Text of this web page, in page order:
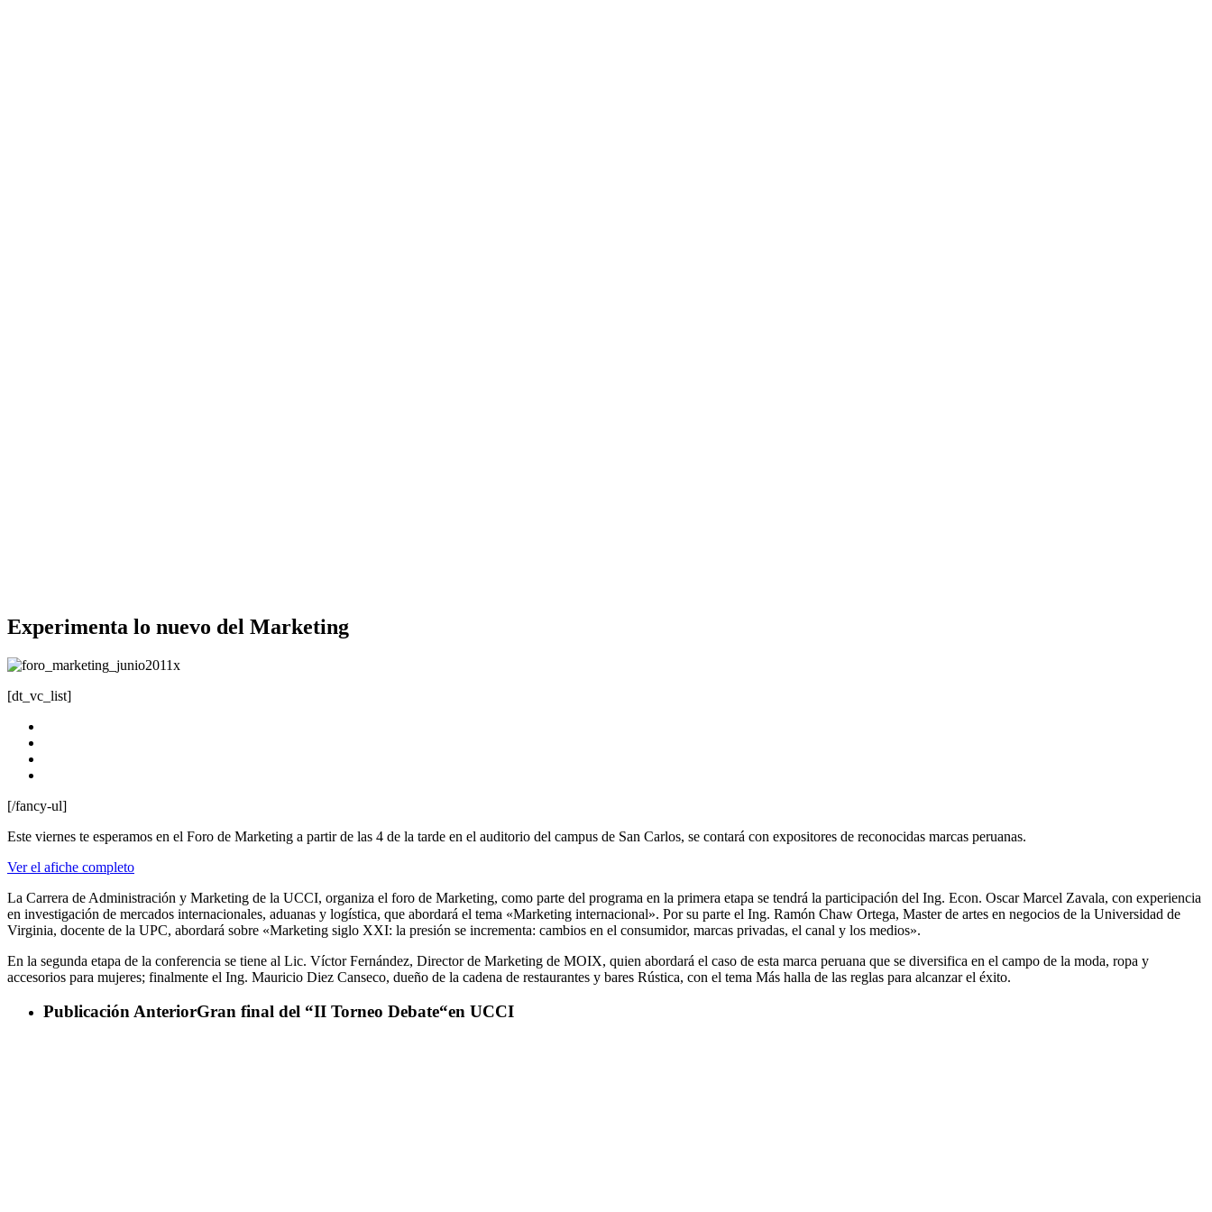
Experimenta lo nuevo del Marketing
[dt_vc_list]
[/fancy-ul]
Este viernes te esperamos en el Foro de Marketing a partir de las 4 de la tarde en el auditorio del campus de San Carlos, se contará con expositores de reconocidas marcas peruanas.
Ver el afiche completo
La Carrera de Administración y Marketing de la UCCI, organiza el foro de Marketing, como parte del programa en la primera etapa se tendrá la participación del Ing. Econ. Oscar Marcel Zavala, con experiencia
en investigación de mercados internacionales, aduanas y logística, que abordará el tema «Marketing internacional». Por su parte el Ing. Ramón Chaw Ortega, Master de artes en negocios de la Universidad de
Virginia, docente de la UPC, abordará sobre «Marketing siglo XXI: la presión se incrementa: cambios en el consumidor, marcas privadas, el canal y los medios».
En la segunda etapa de la conferencia se tiene al Lic. Víctor Fernández, Director de Marketing de MOIX, quien abordará el caso de esta marca peruana que se diversifica en el campo de la moda, ropa y
accesorios para mujeres; finalmente el Ing. Mauricio Diez Canseco, dueño de la cadena de restaurantes y bares Rústica, con el tema Más halla de las reglas para alcanzar el éxito.
Publicación AnteriorGran final del “II Torneo Debate“en UCCI